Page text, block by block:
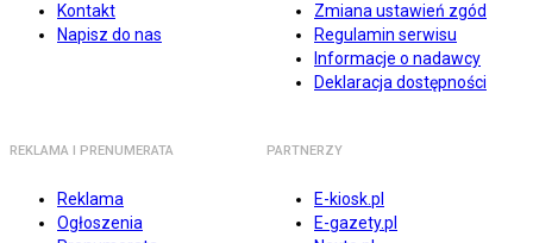
Kontakt
Napisz do nas
Zmiana ustawień zgód
Regulamin serwisu
Informacje o nadawcy
Deklaracja dostępności
REKLAMA I PRENUMERATA
Reklama
Ogłoszenia
PARTNERZY
E-kiosk.pl
E-gazety.pl